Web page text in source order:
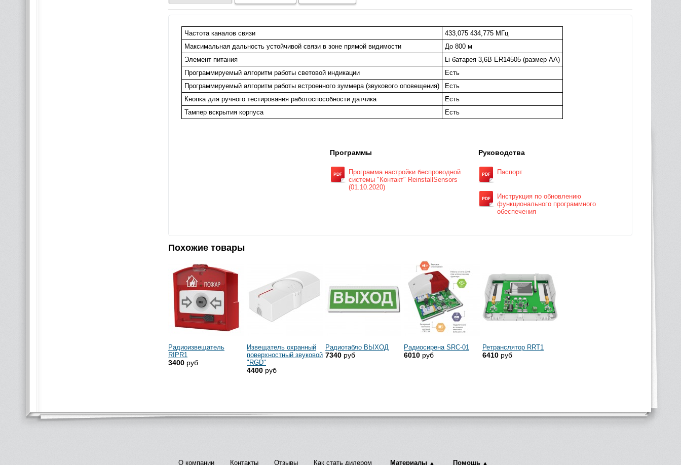
Частота каналов связи
433,075 434,775 МГц
Максимальная дальность устойчивой связи в зоне прямой видимости
До 800 м
Элемент питания
Li батарея 3,6В ER14505 (размер AA)
Программируемый алгоритм работы световой индикации
Есть
Программируемый алгоритм работы встроенного зуммера (звукового оповещения)
Есть
Кнопка для ручного тестирования работоспособности датчика
Есть
Тампер вскрытия корпуса
Есть
Программы Руководства
Программа настройки беспроводной
системы "Контакт" ReinstallSensors
(01.10.2020)
Паспорт
Инструкция по обновлению
функционального программного
обеспечения
Похожие товары
Радиоизвещатель
RIPR1
3400 руб
Извещатель охранный
поверхностный звуковой
"RGD"
4400 руб
Радиотабло ВЫХОД
7340 руб
Радиосирена SRC-01
6010 руб
Ретранслятор RRT1
6410 руб
О компании Контакты Отзывы Как стать дилером Материалы Помощь